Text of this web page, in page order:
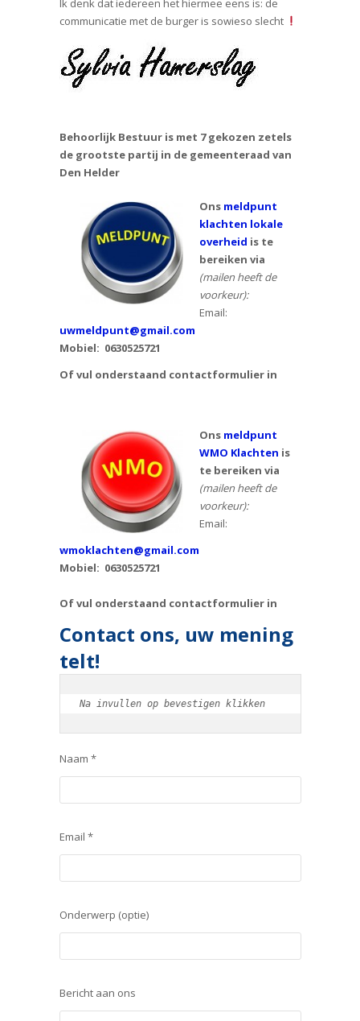
Ik denk dat iedereen het hiermee eens is: de
communicatie met de burger is sowieso slecht
Behoorlijk Bestuur is met 7 gekozen zetels
de grootste partij in de gemeenteraad van
Den Helder
Ons meldpunt
klachten lokale
overheid is te
bereiken via
(mailen heeft de
voorkeur):
Email:
uwmeldpunt@gmail.com
Mobiel: 0630525721
Of vul onderstaand contactformulier in
Ons meldpunt
WMO Klachten is
te bereiken via
(mailen heeft de
voorkeur):
Email:
wmoklachten@gmail.com
Mobiel: 0630525721
Of vul onderstaand contactformulier in
Contact ons, uw mening
telt!
Na invullen op bevestigen klikken
Naam *
Email *
Onderwerp (optie)
Bericht aan ons